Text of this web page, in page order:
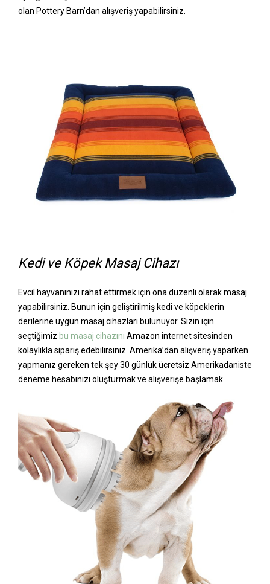
olan Pottery Barn’dan alışveriş yapabilirsiniz.
Kedi ve Köpek Masaj Cihazı
Evcil hayvanınızı rahat ettirmek için ona düzenli olarak masaj
yapabilirsiniz. Bunun için geliştirilmiş kedi ve köpeklerin
derilerine uygun masaj cihazları bulunuyor. Sizin için
seçtiğimiz bu masaj cihazını Amazon internet sitesinden
kolaylıkla sipariş edebilirsiniz. Amerika’dan alışveriş yaparken
yapmanız gereken tek şey 30 günlük ücretsiz Amerikadaniste
deneme hesabınızı oluşturmak ve alışverişe başlamak.